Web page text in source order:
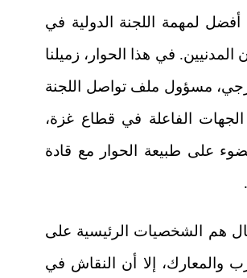
لمهمة اللجنة الدولية في
في هذا الحوار، زميلنا
مسؤول ملف تواصل اللجنة
الجهات الفاعلة في قطاع غزة،
على طبيعة الحوار مع قادة
هم الشخصيات الرئيسية على
والمعارك، إلا أن النقاش في